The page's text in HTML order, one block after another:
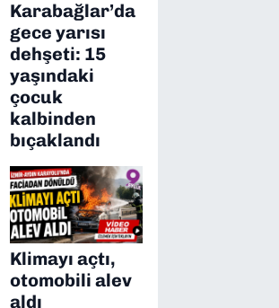
Karabağlar’da
gece yarısı
dehşeti: 15
yaşındaki
çocuk
kalbinden
bıçaklandı
Klimayı açtı,
otomobili alev
aldı